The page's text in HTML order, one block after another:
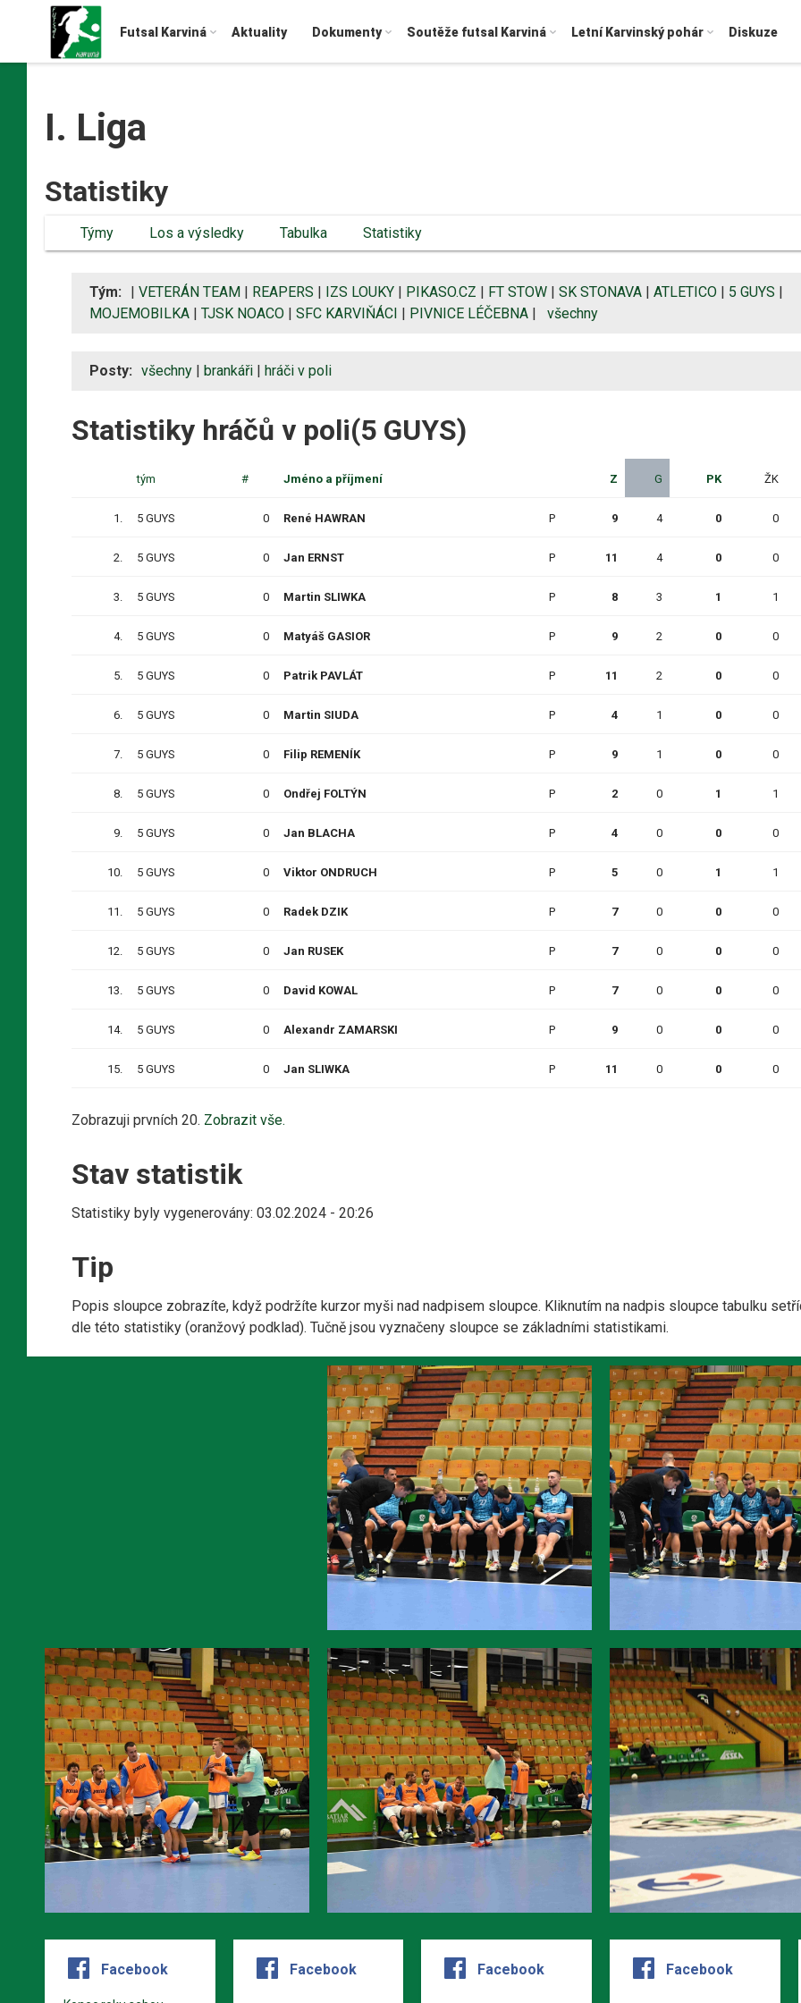
Futsal Karviná Aktuality Dokumenty Soutěže futsal Karviná Letní Karvinský pohár Diskuze
I. Liga
Statistiky
Týmy Los a výsledky Tabulka Statistiky
Tým: | VETERÁN TEAM | REAPERS | IZS LOUKY | PIKASO.CZ | FT STOW | SK STONAVA | ATLETICO | 5 GUYS |
MOJEMOBILKA | TJSK NOACO | SFC KARVIŇÁCI | PIVNICE LÉČEBNA | všechny
Posty: všechny | brankáři | hráči v poli
Statistiky hráčů v poli(5 GUYS)
tým # Jméno a příjmení Z G PK ŽK
1. 5 GUYS 0 René HAWRAN P 9 4 0 0
2. 5 GUYS 0 Jan ERNST P 11 4 0 0
3. 5 GUYS 0 Martin SLIWKA P 8 3 1 1
4. 5 GUYS 0 Matyáš GASIOR P 9 2 0 0
5. 5 GUYS 0 Patrik PAVLÁT P 11 2 0 0
6. 5 GUYS 0 Martin SIUDA P 4 1 0 0
7. 5 GUYS 0 Filip REMENÍK P 9 1 0 0
8. 5 GUYS 0 Ondřej FOLTÝN P 2 0 1 1
9. 5 GUYS 0 Jan BLACHA P 4 0 0 0
10. 5 GUYS 0 Viktor ONDRUCH P 5 0 1 1
11. 5 GUYS 0 Radek DZIK P 7 0 0 0
12. 5 GUYS 0 Jan RUSEK P 7 0 0 0
13. 5 GUYS 0 David KOWAL P 7 0 0 0
14. 5 GUYS 0 Alexandr ZAMARSKI P 9 0 0 0
15. 5 GUYS 0 Jan SLIWKA P 11 0 0 0
Zobrazuji prvních 20. Zobrazit vše.
Stav statistik
Statistiky byly vygenerovány: 03.02.2024 - 20:26
Tip
Popis sloupce zobrazíte, když podržíte kurzor myši nad nadpisem sloupce. Kliknutím na nadpis sloupce tabulku
dle této statistiky (oranžový podklad). Tučně jsou vyznačeny sloupce se základními statistikami.
Facebook Facebook Facebook Facebook